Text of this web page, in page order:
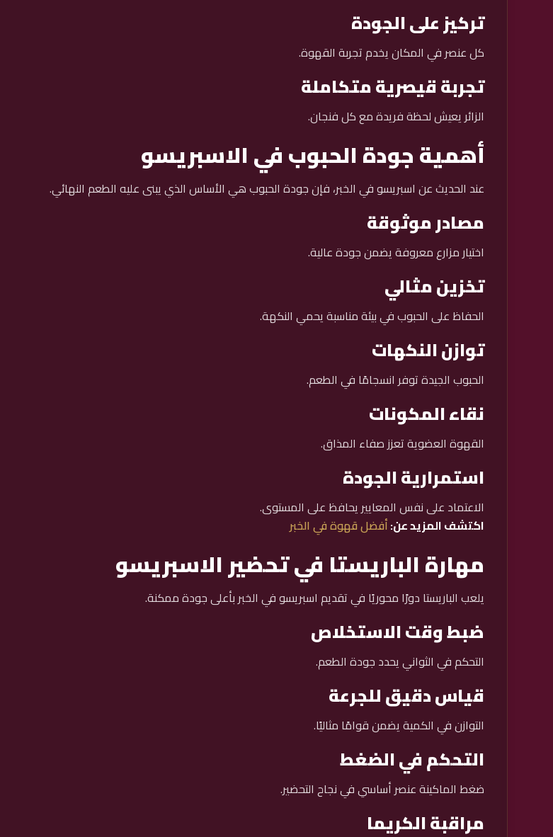
تركيز على الجودة
كل عنصر في المكان يخدم تجربة القهوة.
تجربة قيصرية متكاملة
الزائر يعيش لحظة فريدة مع كل فنجان.
أهمية جودة الحبوب في الاسبريسو
عند الحديث عن اسبريسو في الخبر، فإن جودة الحبوب هي الأساس الذي يبنى عليه الطعم النهائي.
مصادر موثوقة
اختيار مزارع معروفة يضمن جودة عالية.
تخزين مثالي
الحفاظ على الحبوب في بيئة مناسبة يحمي النكهة.
توازن النكهات
الحبوب الجيدة توفر انسجامًا في الطعم.
نقاء المكونات
القهوة العضوية تعزز صفاء المذاق.
استمرارية الجودة
الاعتماد على نفس المعايير يحافظ على المستوى.
اكتشف المزيد عن:أفضل قهوة في الخبر
مهارة الباريستا في تحضير الاسبريسو
يلعب الباريستا دورًا محوريًا في تقديم اسبريسو في الخبر بأعلى جودة ممكنة.
ضبط وقت الاستخلاص
التحكم في الثواني يحدد جودة الطعم.
قياس دقيق للجرعة
التوازن في الكمية يضمن قوامًا مثاليًا.
التحكم في الضغط
ضغط الماكينة عنصر أساسي في نجاح التحضير.
مراقبة الكريما